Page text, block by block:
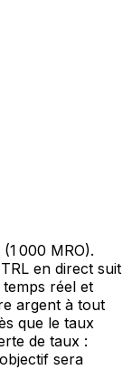
000 MRO).
en direct suit
réel et
argent à tout
que le taux
de taux :
sera